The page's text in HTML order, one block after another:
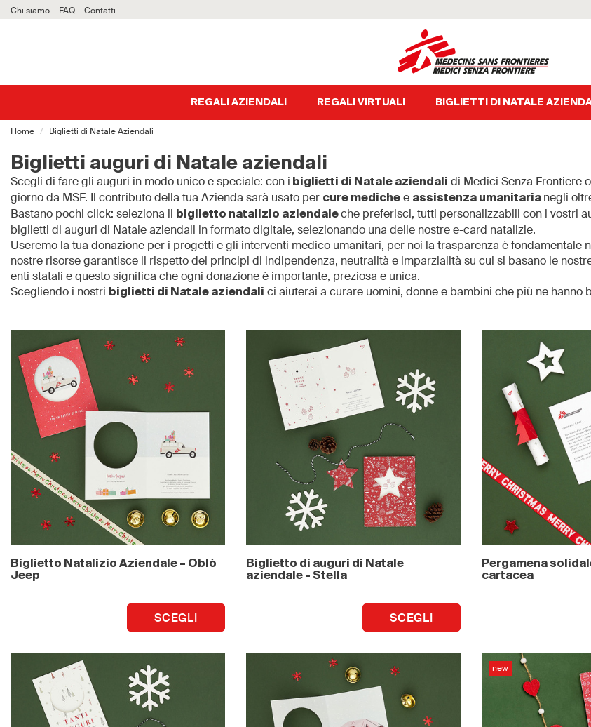
Chi siamo FAQ Contatti
REGALI AZIENDALI REGALI VIRTUALI BIGLIETTI DI NATALE
Home Biglietti di Natale Aziendali
Biglietti auguri di Natale aziendali
Scegli di fare gli auguri in modo unico e speciale: con i biglietti di Natale aziendali di Medici Senza Frontiere
giorno da MSF. Il contributo della tua Azienda sarà usato per cure mediche e assistenza umanitaria negli
Bastano pochi click: seleziona il biglietto natalizio aziendaleche preferisci, tutti personalizzabili con i vostri
biglietti di auguri di Natale aziendali in formato digitale, selezionando una delle nostre e-card natalizie.
Useremo la tua donazione per i progetti e gli interventi medico umanitari, per noi la trasparenza è
nostre risorse garantisce il rispetto dei principi di indipendenza, neutralità e imparzialità su cui si basano le
enti statali e questo significa che ogni donazione è importante, preziosa e unica.
Scegliendo i nostri biglietti di Natale aziendali ci aiuterai a curare uomini, donne e bambini che più ne
Biglietto Natalizio Aziendale – Oblò
Jeep
SCEGLI
Biglietto di auguri di Natale
aziendale - Stella
SCEGLI
Pergamena
cartacea
new